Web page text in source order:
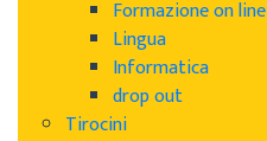
Formazione on line
Lingua
Informatica
drop out
Tirocini